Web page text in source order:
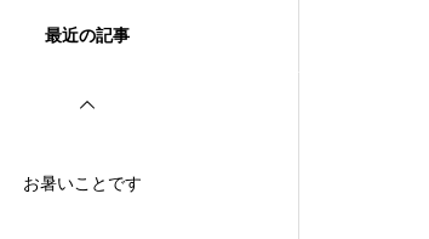
ライチョウは・・・・・
最近の記事
お暑いことです